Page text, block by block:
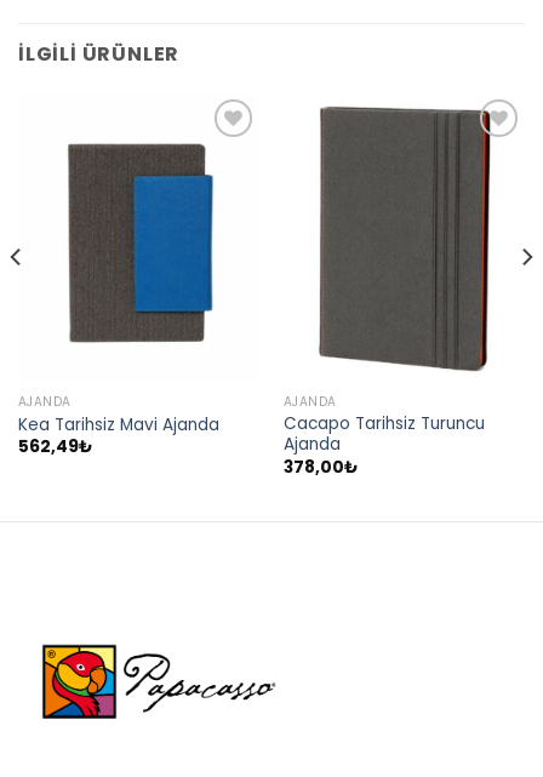
İLGILI ÜRÜNLER
AJANDA
Kea Tarihsiz Mavi Ajanda
562,49₺
AJANDA
Cacapo Tarihsiz Turuncu
Ajanda
378,00₺